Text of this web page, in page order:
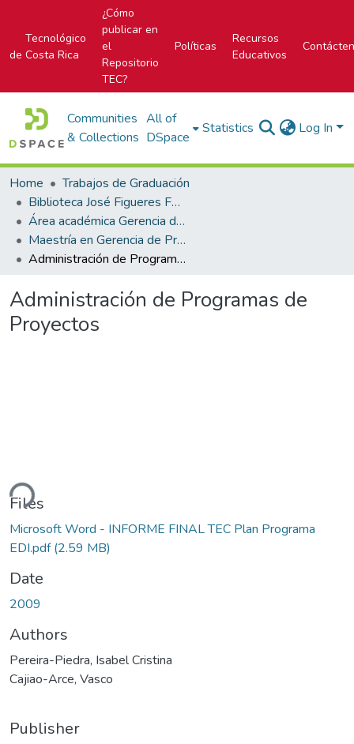
Tecnológico
de Costa Rica
¿Cómo
publicar en
el
Repositorio
TEC?
Políticas
Recursos
Educativos
Communities
& Collections
All of
DSpace
Statistics Log In
Home
Trabajos de Graduación
Biblioteca José Figueres Ferrer
Área académica Gerencia de Proyectos
Maestría en Gerencia de Proyectos
Administración de Programas de Proyectos
Administración de Programas de
Proyectos
Files
Microsoft Word - INFORME FINAL TEC Plan Programa
EDI.pdf(2.59 MB)
Date
2009
Authors
Pereira-Piedra, Isabel Cristina
Cajiao-Arce, Vasco
Publisher